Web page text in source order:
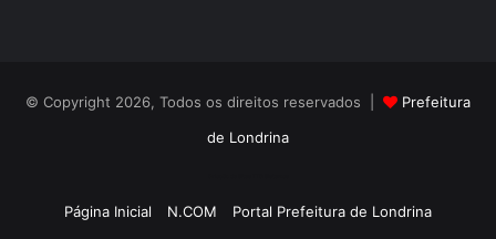
Serviço: Inauguração do Museu Escolar de Londrina
Endereço:Calçadão do Campus Universitário, próximo ao
© Copyright 2026, Todos os direitos reservados |
Prefeitura
de Londrina
Página Inicial N.COM Portal Prefeitura de Londrina